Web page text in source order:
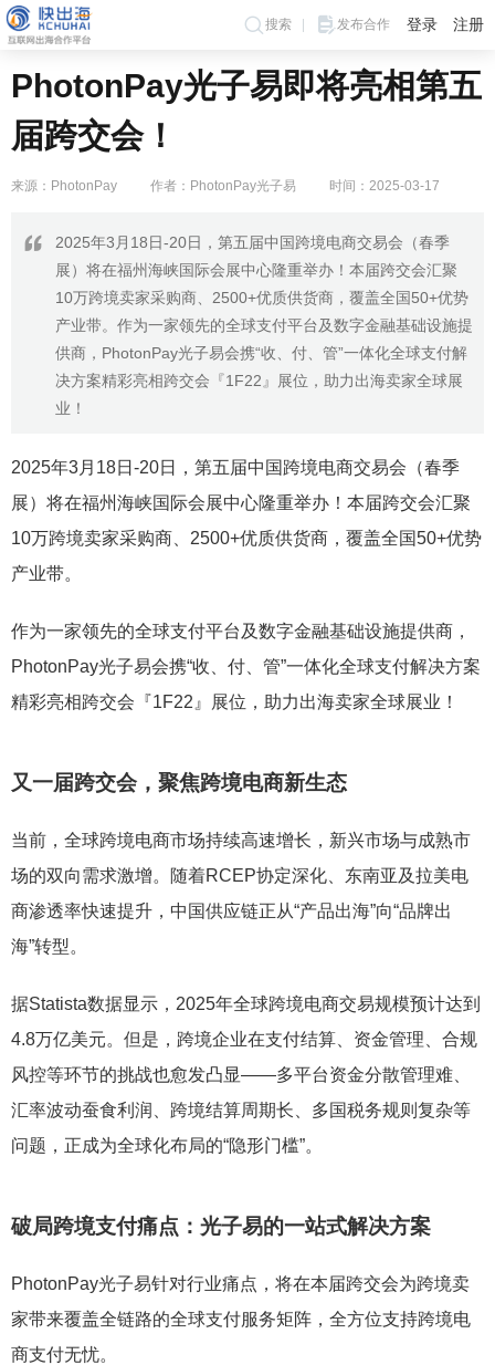
搜索 发布合作 登录 注册
PhotonPay光子易即将亮相第五
届跨交会！
来源：PhotonPay 作者：PhotonPay光子易 时间：2025-03-17
2025年3月18日-20日，第五届中国跨境电商交易会（春季
展）将在福州海峡国际会展中心隆重举办！本届跨交会汇聚
10万跨境卖家采购商、2500+优质供货商，覆盖全国50+优势
产业带。作为一家领先的全球支付平台及数字金融基础设施提
供商，PhotonPay光子易会携“收、付、管”一体化全球支付解
决方案精彩亮相跨交会『1F22』展位，助力出海卖家全球展
业！
2025年3月18日-20日，第五届中国跨境电商交易会（春季
展）将在福州海峡国际会展中心隆重举办！本届跨交会汇聚
10万跨境卖家采购商、2500+优质供货商，覆盖全国50+优势
产业带。
作为一家领先的全球支付平台及数字金融基础设施提供商，
PhotonPay光子易会携“收、付、管”一体化全球支付解决方案
精彩亮相跨交会『1F22』展位，助力出海卖家全球展业！
又一届跨交会，聚焦跨境电商新生态
当前，全球跨境电商市场持续高速增长，新兴市场与成熟市
场的双向需求激增。随着RCEP协定深化、东南亚及拉美电
商渗透率快速提升，中国供应链正从“产品出海”向“品牌出
海”转型。
据Statista数据显示，2025年全球跨境电商交易规模预计达到
4.8万亿美元。但是，跨境企业在支付结算、资金管理、合规
风控等环节的挑战也愈发凸显——多平台资金分散管理难、
汇率波动蚕食利润、跨境结算周期长、多国税务规则复杂等
问题，正成为全球化布局的“隐形门槛”。
破局跨境支付痛点：光子易的一站式解决方案
PhotonPay光子易针对行业痛点，将在本届跨交会为跨境卖
家带来覆盖全链路的全球支付服务矩阵，全方位支持跨境电
商支付无忧。